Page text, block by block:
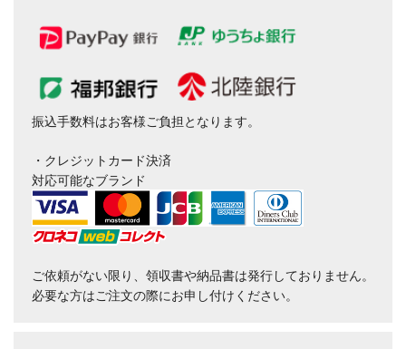
振込手数料はお客様ご負担となります。
・クレジットカード決済
対応可能なブランド
ご依頼がない限り、領収書や納品書は発行しておりません。
必要な方はご注文の際にお申し付けください。